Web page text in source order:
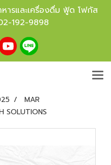
ารและเครื่องดื่ม ฟู้ด โฟกัส
192-9898
MAR
SOLUTIONS